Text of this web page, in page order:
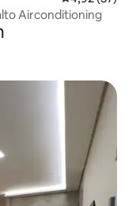
Airconditioning